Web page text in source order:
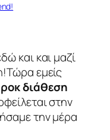
και και μαζί
εμείς
ροκ διάθεση
στην
την μέρα